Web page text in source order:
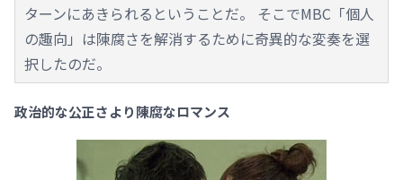
ターンにあきられるということだ。 そこでMBC「個人
の趣向」は陳腐さを解消するために奇異的な変奏を選
択したのだ。
政治的な公正さより陳腐なロマンス